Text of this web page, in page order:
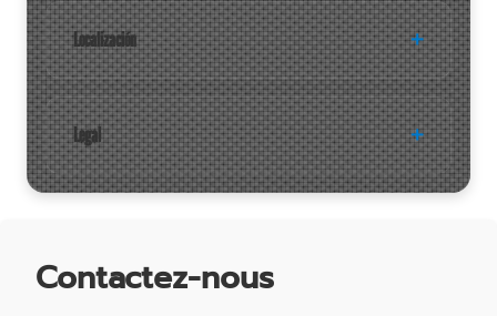
Localización
Legal
Contactez-nous